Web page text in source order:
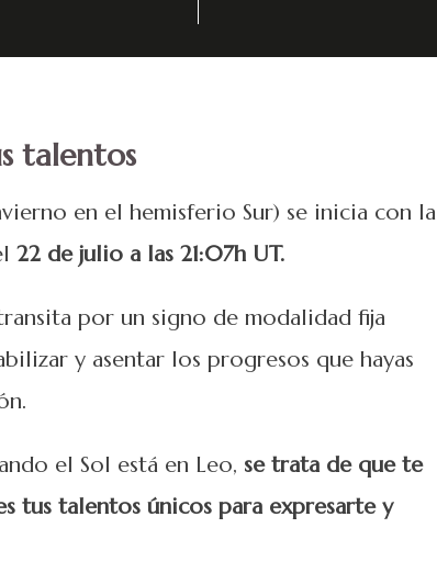
talentos
en el hemisferio Sur) se inicia con la
22 de julio a las 21:07h UT.
por un signo de modalidad fija
y asentar los progresos que hayas
el Sol está en Leo, se trata de que te
tus talentos únicos para expresarte y